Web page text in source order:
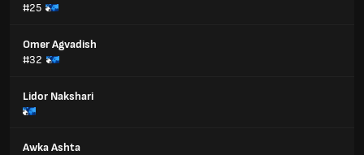
#25
Omer Agvadish
#32
Lidor Nakshari
Awka Ashta